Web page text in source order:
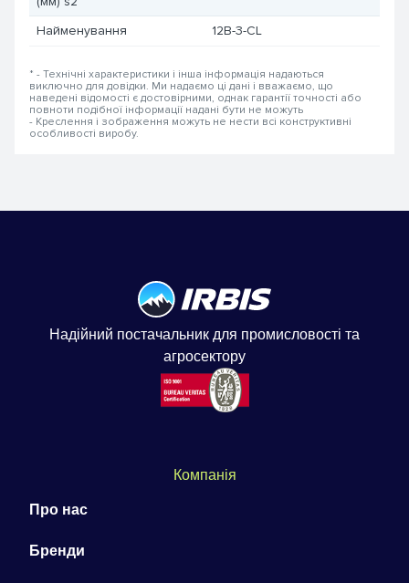
Найменування 12B-3-CL
* - Технічні характеристики і інша інформація надаються
виключно для довідки. Ми надаємо ці дані і вважаємо, що
наведені відомості є достовірними, однак гарантії точності або
повноти подібної інформації надані бути не можуть
- Креслення і зображення можуть не нести всі конструктивні
особливості виробу.
Надійний постачальник для промисловості та
агросектору
Компанія
Про нас
Бренди